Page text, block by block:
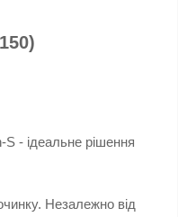
- ідеальне рішення
Незалежно від